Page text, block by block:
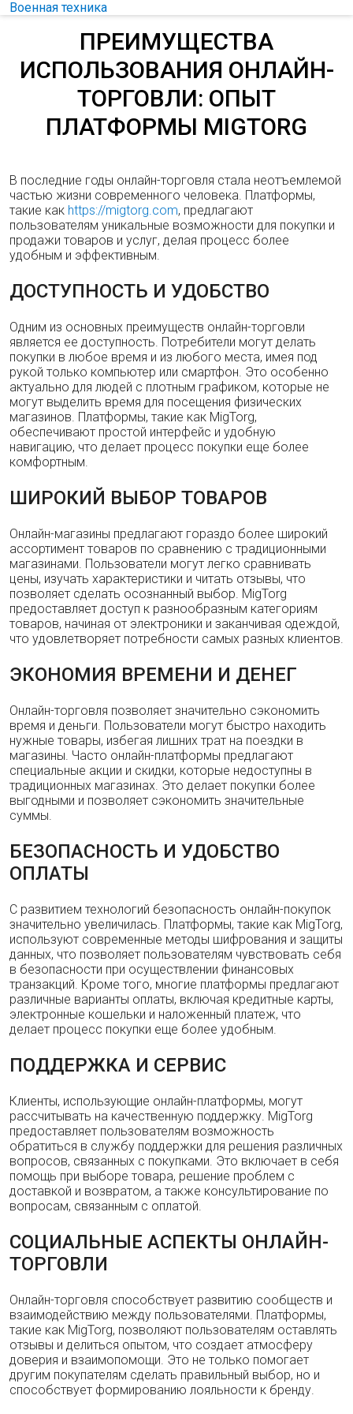
Военная техника
ПРЕИМУЩЕСТВА
ИСПОЛЬЗОВАНИЯ ОНЛАЙН-
ТОРГОВЛИ: ОПЫТ
ПЛАТФОРМЫ MIGTORG
В последние годы онлайн-торговля стала неотъемлемой
частью жизни современного человека. Платформы,
такие как https://migtorg.com, предлагают
пользователям уникальные возможности для покупки и
продажи товаров и услуг, делая процесс более
удобным и эффективным.
ДОСТУПНОСТЬ И УДОБСТВО
Одним из основных преимуществ онлайн-торговли
является ее доступность. Потребители могут делать
покупки в любое время и из любого места, имея под
рукой только компьютер или смартфон. Это особенно
актуально для людей с плотным графиком, которые не
могут выделить время для посещения физических
магазинов. Платформы, такие как MigTorg,
обеспечивают простой интерфейс и удобную
навигацию, что делает процесс покупки еще более
комфортным.
ШИРОКИЙ ВЫБОР ТОВАРОВ
Онлайн-магазины предлагают гораздо более широкий
ассортимент товаров по сравнению с традиционными
магазинами. Пользователи могут легко сравнивать
цены, изучать характеристики и читать отзывы, что
позволяет сделать осознанный выбор. MigTorg
предоставляет доступ к разнообразным категориям
товаров, начиная от электроники и заканчивая одеждой,
что удовлетворяет потребности самых разных клиентов.
ЭКОНОМИЯ ВРЕМЕНИ И ДЕНЕГ
Онлайн-торговля позволяет значительно сэкономить
время и деньги. Пользователи могут быстро находить
нужные товары, избегая лишних трат на поездки в
магазины. Часто онлайн-платформы предлагают
специальные акции и скидки, которые недоступны в
традиционных магазинах. Это делает покупки более
выгодными и позволяет сэкономить значительные
суммы.
БЕЗОПАСНОСТЬ И УДОБСТВО
ОПЛАТЫ
С развитием технологий безопасность онлайн-покупок
значительно увеличилась. Платформы, такие как MigTorg,
используют современные методы шифрования и защиты
данных, что позволяет пользователям чувствовать себя
в безопасности при осуществлении финансовых
транзакций. Кроме того, многие платформы предлагают
различные варианты оплаты, включая кредитные карты,
электронные кошельки и наложенный платеж, что
делает процесс покупки еще более удобным.
ПОДДЕРЖКА И СЕРВИС
Клиенты, использующие онлайн-платформы, могут
рассчитывать на качественную поддержку. MigTorg
предоставляет пользователям возможность
обратиться в службу поддержки для решения различных
вопросов, связанных с покупками. Это включает в себя
помощь при выборе товара, решение проблем с
доставкой и возвратом, а также консультирование по
вопросам, связанным с оплатой.
СОЦИАЛЬНЫЕ АСПЕКТЫ ОНЛАЙН-
ТОРГОВЛИ
Онлайн-торговля способствует развитию сообществ и
взаимодействию между пользователями. Платформы,
такие как MigTorg, позволяют пользователям оставлять
отзывы и делиться опытом, что создает атмосферу
доверия и взаимопомощи. Это не только помогает
другим покупателям сделать правильный выбор, но и
способствует формированию лояльности к бренду.